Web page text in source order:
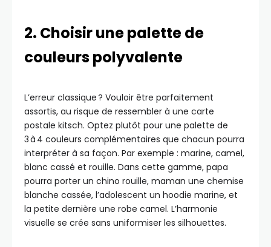
2. Choisir une palette de
couleurs polyvalente
L’erreur classique ? Vouloir être parfaitement
assortis, au risque de ressembler à une carte
postale kitsch. Optez plutôt pour une palette de
3 à 4 couleurs complémentaires que chacun pourra
interpréter à sa façon. Par exemple : marine, camel,
blanc cassé et rouille. Dans cette gamme, papa
pourra porter un chino rouille, maman une chemise
blanche cassée, l’adolescent un hoodie marine, et
la petite dernière une robe camel. L’harmonie
visuelle se crée sans uniformiser les silhouettes.